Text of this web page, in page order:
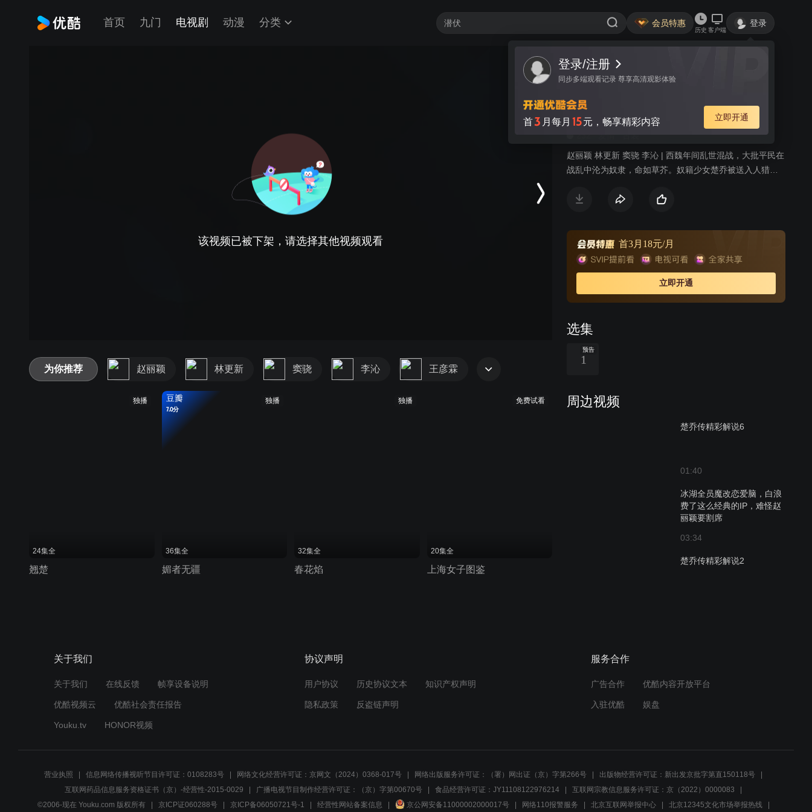
首页 九门 电视剧 动漫 分类 会员特惠
历史 客户端
登录
登录/注册
同步多端观看记录 尊享高清观影体验
首3 月每月 15元，畅享精彩内容 立即开通
该视频已被下架，请选择其他视频观看
视频 讨论
楚乔传 TV版
古装
赵丽颖 林更新 窦骁 李沁 | 西魏年间乱世混战，大批平民在
战乱中沦为奴隶，命如草芥。奴籍少女楚乔被送入人猎场
带进权倾朝野的门阀宇文家，受到开明贵族宇文玥关注，
并力助他逃脱困局。然而回到西凉后，燕洵野心膨胀，不
惜以满城百姓的性命为代价割据称雄。楚乔在绝望中与燕
洵分道扬镳，并与力求“天下一统、释奴止戈”的宇文玥并肩
作战，粉碎了燕洵的复仇计划，成为心怀苍生的巾帼将
军。
首3月18元/月
立即开通
选集
预告
1
周边视频
楚乔传精彩解说6
01:40
冰湖全员魔改恋爱脑，白浪
费了这么经典的IP，难怪赵
丽颖要割席
03:34
楚乔传精彩解说2
02:04
为你推荐 赵丽颖 林更新 窦骁 李沁 王彦霖
独播
24集全
翘楚
独播
豆瓣
7.0分
36集全
媚者无疆
独播
32集全
春花焰
免费试看
20集全
上海女子图鉴
关于我们
关于我们 在线反馈 帧享设备说明
优酷视频云 优酷社会责任报告
Youku.tv HONOR视频
协议声明
用户协议 历史协议文本 知识产权声明
隐私政策 反盗链声明
服务合作
广告合作 优酷内容开放平台
入驻优酷 娱盘
营业执照 信息网络传播视听节目许可证：0108283号 网络文化经营许可证：京网文（2024）0368-017号 网络出版服务许可证：（署）网出证（京）字第266号
出版物经营许可证：新出发京批字第直150118号
互联网药品信息服务资格证书（京）-经营性-2015-0029
广播电视节目制作经营许可证：（京）字第00670号 食品经营许可证：JY11108122976214
互联网宗教信息服务许可证：京（2022）0000083
©2006-现在 Youku.com 版权所有
京ICP证060288号 京ICP备06050721号-1 经营性网站备案信息 京公网安备11000002000017号 网络110报警服务 北京互联网举报中心 北京12345文化市场举报热线